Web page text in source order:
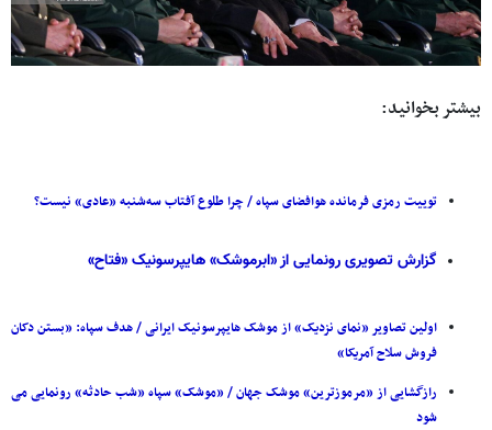
بیشتر بخوانید:
توییت رمزی فرمانده هوافضای سپاه / چرا طلوع آفتاب سه‌شنبه «عادی» نیست؟
گزارش تصویری رونمایی از «ابرموشک» هایپرسونیک «فتاح»
اولین تصاویر «نمای نزدیک» از موشک هایپرسونیک ایرانی / هدف سپاه: «بستن دکان
فروش سلاح آمریکا»
رازگشایی از «مرموزترین» موشک جهان / «موشک» سپاه «شب حادثه» رونمایی می
شود